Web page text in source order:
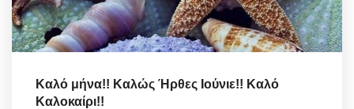
Καλό μήνα!! Καλώς Ήρθες Ιούνιε!! Καλό
Καλοκαίρι!!